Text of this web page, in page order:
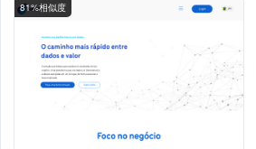
81%相似度